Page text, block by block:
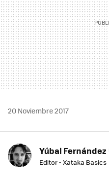
20 Noviembre 2017
Yúbal Fernández
Editor - Xataka Basics